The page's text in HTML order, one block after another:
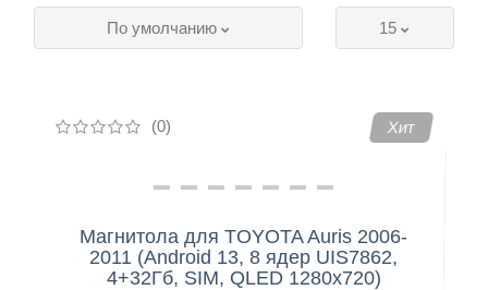
15
По умолчанию
(0) Хит
Магнитола для TOYOTA Auris 2006-
2011 (Android 13, 8 ядер UIS7862,
4+32Гб, SIM, QLED 1280x720)